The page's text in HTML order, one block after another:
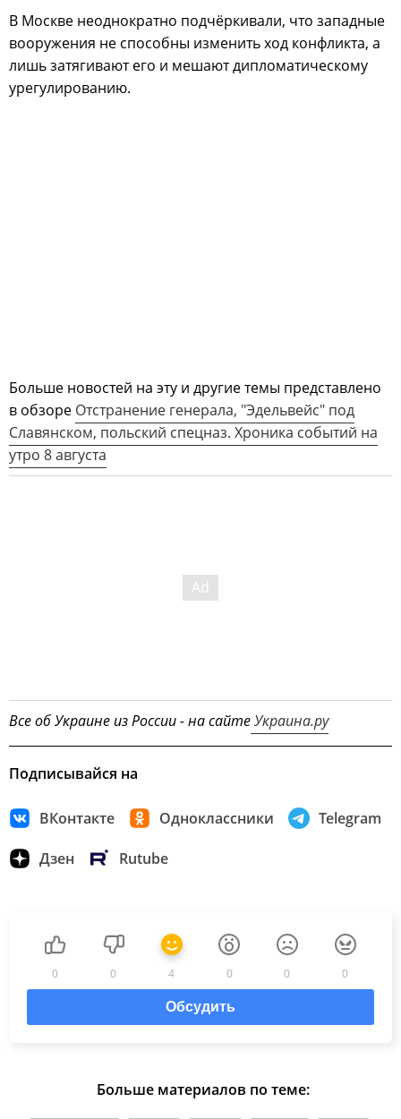
В Москве неоднократно подчёркивали, что западные
вооружения не способны изменить ход конфликта, а
лишь затягивают его и мешают дипломатическому
урегулированию.
Больше новостей на эту и другие темы представлено
в обзоре Отстранение генерала, "Эдельвейс" под
Славянском, польский спецназ. Хроника событий на
утро 8 августа
Все об Украине из России - на сайтеУкраина.ру
Подписывайся на
ВКонтакте Одноклассники Telegram
Дзен Rutube
0 0 4 0 0 0
Обсудить
Больше материалов по теме: